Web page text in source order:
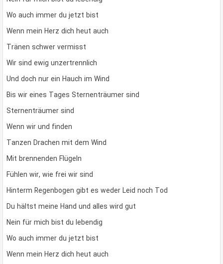
Wo auch immer du jetzt bist
Wenn mein Herz dich heut auch
Tränen schwer vermisst
Wir sind ewig unzertrennlich
Und doch nur ein Hauch im Wind
Bis wir eines Tages Sternenträumer sind
Sternenträumer sind
Wenn wir und finden
Tanzen Drachen mit dem Wind
Mit brennenden Flügeln
Fühlen wir, wie frei wir sind
Hinterm Regenbogen gibt es weder Leid noch Tod
Du hältst meine Hand und alles wird gut
Nein für mich bist du lebendig
Wo auch immer du jetzt bist
Wenn mein Herz dich heut auch